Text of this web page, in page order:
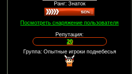
Ранг: Знаток
Посмотреть снаряжение пользователя
Репутация:
20
Группа: Опытные игроки поднебесья